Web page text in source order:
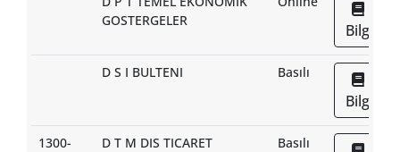
GOSTERGELER
Bilgi
D S I BULTENI Basılı
Bilgi
1300-
D T M DIS TICARET
Basılı